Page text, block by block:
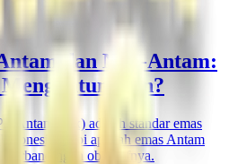
dan Non-Antam:
Antam Tbk) adalah standar emas
Tapi apakah emas Antam
objektifnya.